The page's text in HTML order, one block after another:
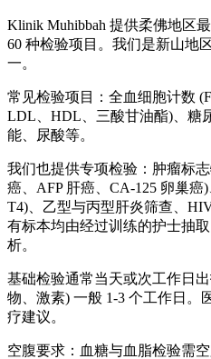
Klinik Muhibbah 提供柔佛地区
60 种检验项目。我们是新山地
一。
常见检验项目：全血细胞计数
LDL、HDL、三酸甘油酯)、糖
能、尿酸等。
我们也提供专项检验：肿瘤标
癌、AFP 肝癌、CA-125 卵巢癌
T4)、乙型与丙型肝炎筛查、
有标本均由经过训练的护士抽
析。
基础检验通常当天或次工作日
物、激素) 一般 1-3 个工作日。
疗建议。
空腹要求：血糖与血脂检验需